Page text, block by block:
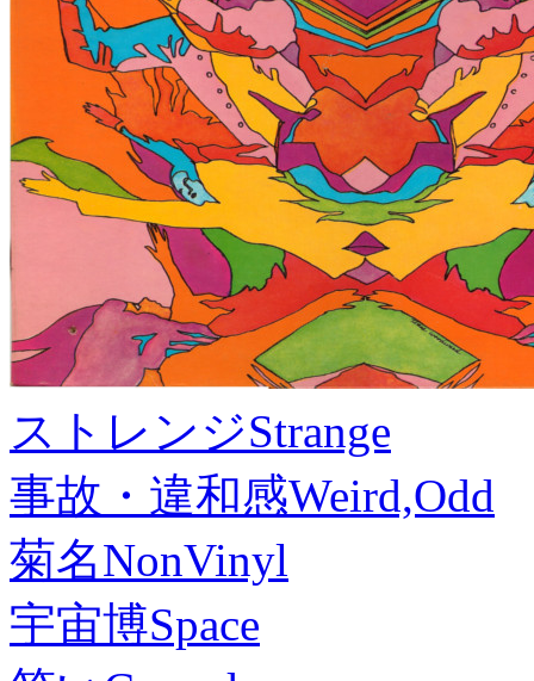
ストレンジStrange
事故・違和感Weird,Odd
菊名NonVinyl
宇宙博Space